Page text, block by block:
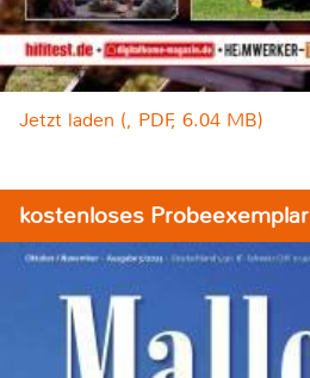
Jetzt laden (, PDF, 6.04 MB)
kostenloses Probeexemplar